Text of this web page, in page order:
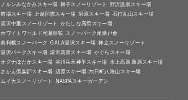
ノルンみなかみスキー場 舞子スノーリゾート
野沢温泉スキー場
苗場スキー場
上越国際スキー場 岩原スキー場 石打丸山スキー場
湯沢中里スノーリゾート
かたしな高原スキー場
ホワイトワールド尾瀬岩鞍 スノーパーク尾瀬戸倉
奥利根スノーパーク
GALA湯沢スキー場 神立スノーリゾート
湯沢パークスキー場 湯沢高原スキー場 かぐらスキー場
オグナほたかスキー場 谷川岳天神平スキー場 水上高原 藤原スキー場
さかえ倶楽部スキー場 須原スキー場 六日町八海山スキー場
ムイカスノーリゾート
NASPAスキーガーデン